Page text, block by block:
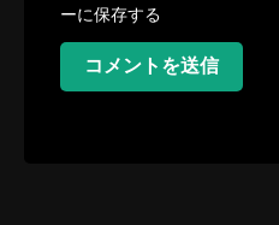
ーに保存する
コメントを送信